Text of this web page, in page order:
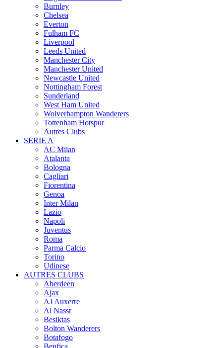
Burnley
Chelsea
Everton
Fulham FC
Liverpool
Leeds United
Manchester City
Manchester United
Newcastle United
Nottingham Forest
Sunderland
West Ham United
Wolverhampton Wanderers
Tottenham Hotspur
Autres Clubs
SERIE A
AC Milan
Atalanta
Bologna
Cagliari
Fiorentina
Genoa
Inter Milan
Lazio
Napoli
Juventus
Roma
Parma Calcio
Torino
Udinese
AUTRES CLUBS
Aberdeen
Ajax
AJ Auxerre
Al Nassr
Besiktas
Bolton Wanderers
Botafogo